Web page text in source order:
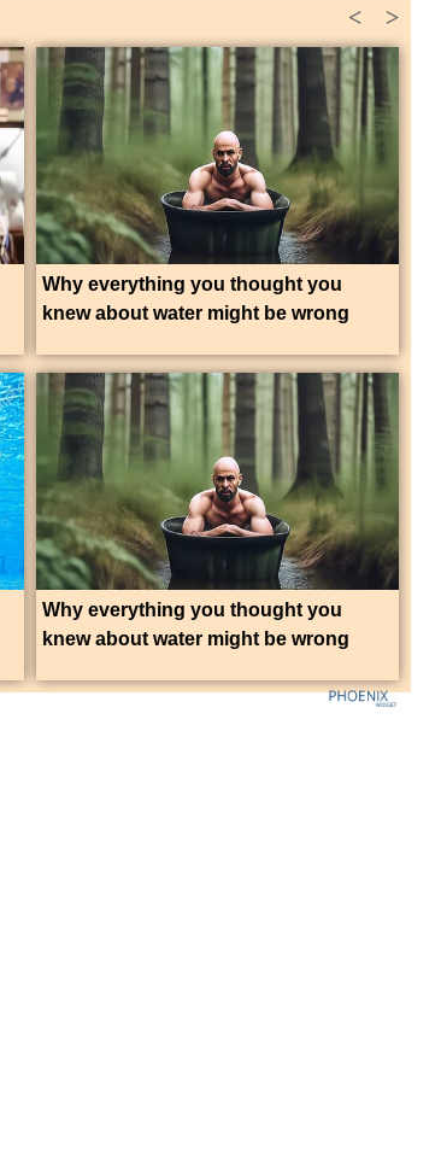
>
<
Why everything you thought you
knew about water might be wrong
Why everything you thought you
knew about water might be wrong